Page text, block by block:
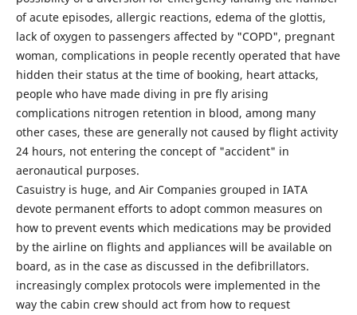
of acute episodes, allergic reactions, edema of the glottis,
lack of oxygen to passengers affected by "COPD", pregnant
woman, complications in people recently operated that have
hidden their status at the time of booking, heart attacks,
people who have made diving in pre fly arising
complications nitrogen retention in blood, among many
other cases, these are generally not caused by flight activity
24 hours, not entering the concept of "accident" in
aeronautical purposes.
Casuistry is huge, and Air Companies grouped in IATA
devote permanent efforts to adopt common measures on
how to prevent events which medications may be provided
by the airline on flights and appliances will be available on
board, as in the case as discussed in the defibrillators.
increasingly complex protocols were implemented in the
way the cabin crew should act from how to request